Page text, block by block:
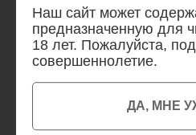
Наш сайт может
предназначенную для
18 лет. Пожалуйста,
совершеннолетие.
ДА, МНЕ
«Самые большие
на человеческих
Шампанское
частью всей
пузырьке». —